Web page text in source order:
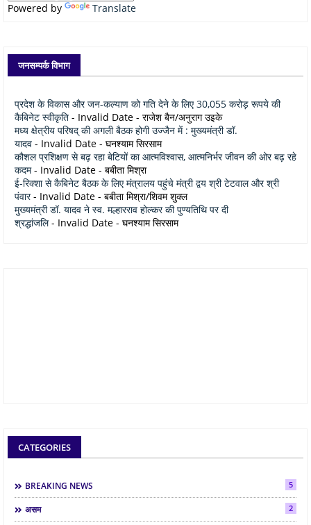
Powered by Translate
जनसम्पर्क विभाग
प्रदेश के विकास और जन-कल्याण को गति देने के लिए 30,055 करोड़ रूपये की
कैबिनेट स्वीकृति - Invalid Date - राजेश बैन/अनुराग उइके
मध्य क्षेत्रीय परिषद् की अगली बैठक होगी उज्जैन में : मुख्यमंत्री डॉ.
यादव - Invalid Date - घनश्याम सिरसाम
कौशल प्रशिक्षण से बढ़ रहा बेटियों का आत्मविश्वास, आत्मनिर्भर जीवन की ओर बढ़ रहे
कदम- Invalid Date - बबीता मिश्रा
ई-रिक्शा से कैबिनेट बैठक के लिए मंत्रालय पहुंचे मंत्री द्वय श्री टेटवाल और श्री
पंवार- Invalid Date - बबीता मिश्रा/शिवम शुक्ल
मुख्यमंत्री डॉ. यादव ने स्व. मल्हारराव होल्कर की पुण्यतिथि पर दी
श्रद्धांजलि- Invalid Date - घनश्याम सिरसाम
CATEGORIES
BREAKING NEWS 5
असम 2